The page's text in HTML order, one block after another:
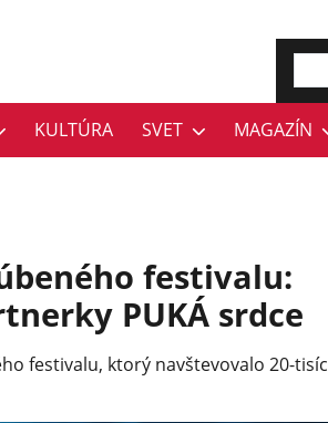
KULTÚRA SVET MAGAZÍN
festivalu:
PUKÁ srdce
festivalu, ktorý navštevovalo 20-tisíc